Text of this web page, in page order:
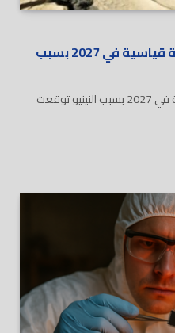
توقعات بتسجيل حرارة عالمية قياسية في 2027 بسبب
توقعات بتسجيل حرارة عالمية قياسية في 2027 بسبب النينيو توقعت